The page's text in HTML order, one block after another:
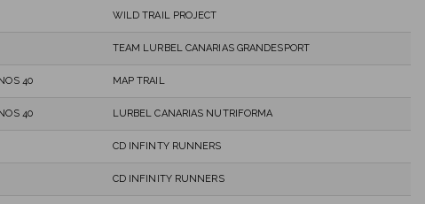
WILD TRAIL PROJECT
TEAM LURBEL CANARIAS GRANDESPORT
40 MAP TRAIL
40 LURBEL CANARIAS NUTRIFORMA
CD INFINTY RUNNERS
CD INFINITY RUNNERS